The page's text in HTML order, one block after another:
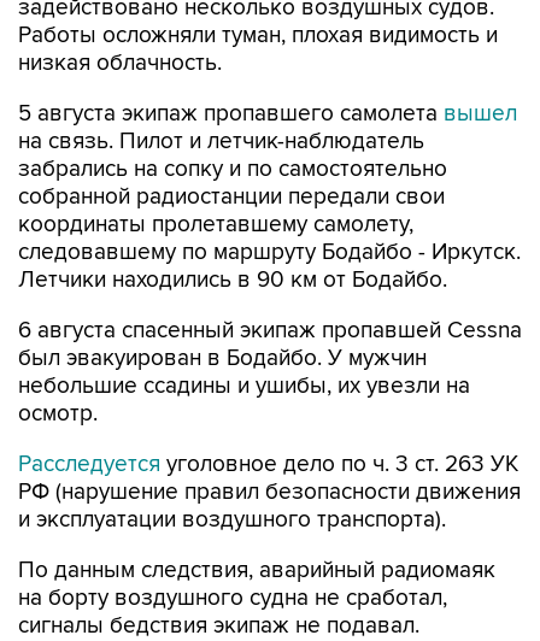
задействовано несколько воздушных судов.
Работы осложняли туман, плохая видимость и
низкая облачность.
5 августа экипаж пропавшего самолета вышел
на связь. Пилот и летчик-наблюдатель
забрались на сопку и по самостоятельно
собранной радиостанции передали свои
координаты пролетавшему самолету,
следовавшему по маршруту Бодайбо - Иркутск.
Летчики находились в 90 км от Бодайбо.
6 августа спасенный экипаж пропавшей Cessna
был эвакуирован в Бодайбо. У мужчин
небольшие ссадины и ушибы, их увезли на
осмотр.
Расследуется уголовное дело по ч. 3 ст. 263 УК
РФ (нарушение правил безопасности движения
и эксплуатации воздушного транспорта).
По данным следствия, аварийный радиомаяк
на борту воздушного судна не сработал,
сигналы бедствия экипаж не подавал.